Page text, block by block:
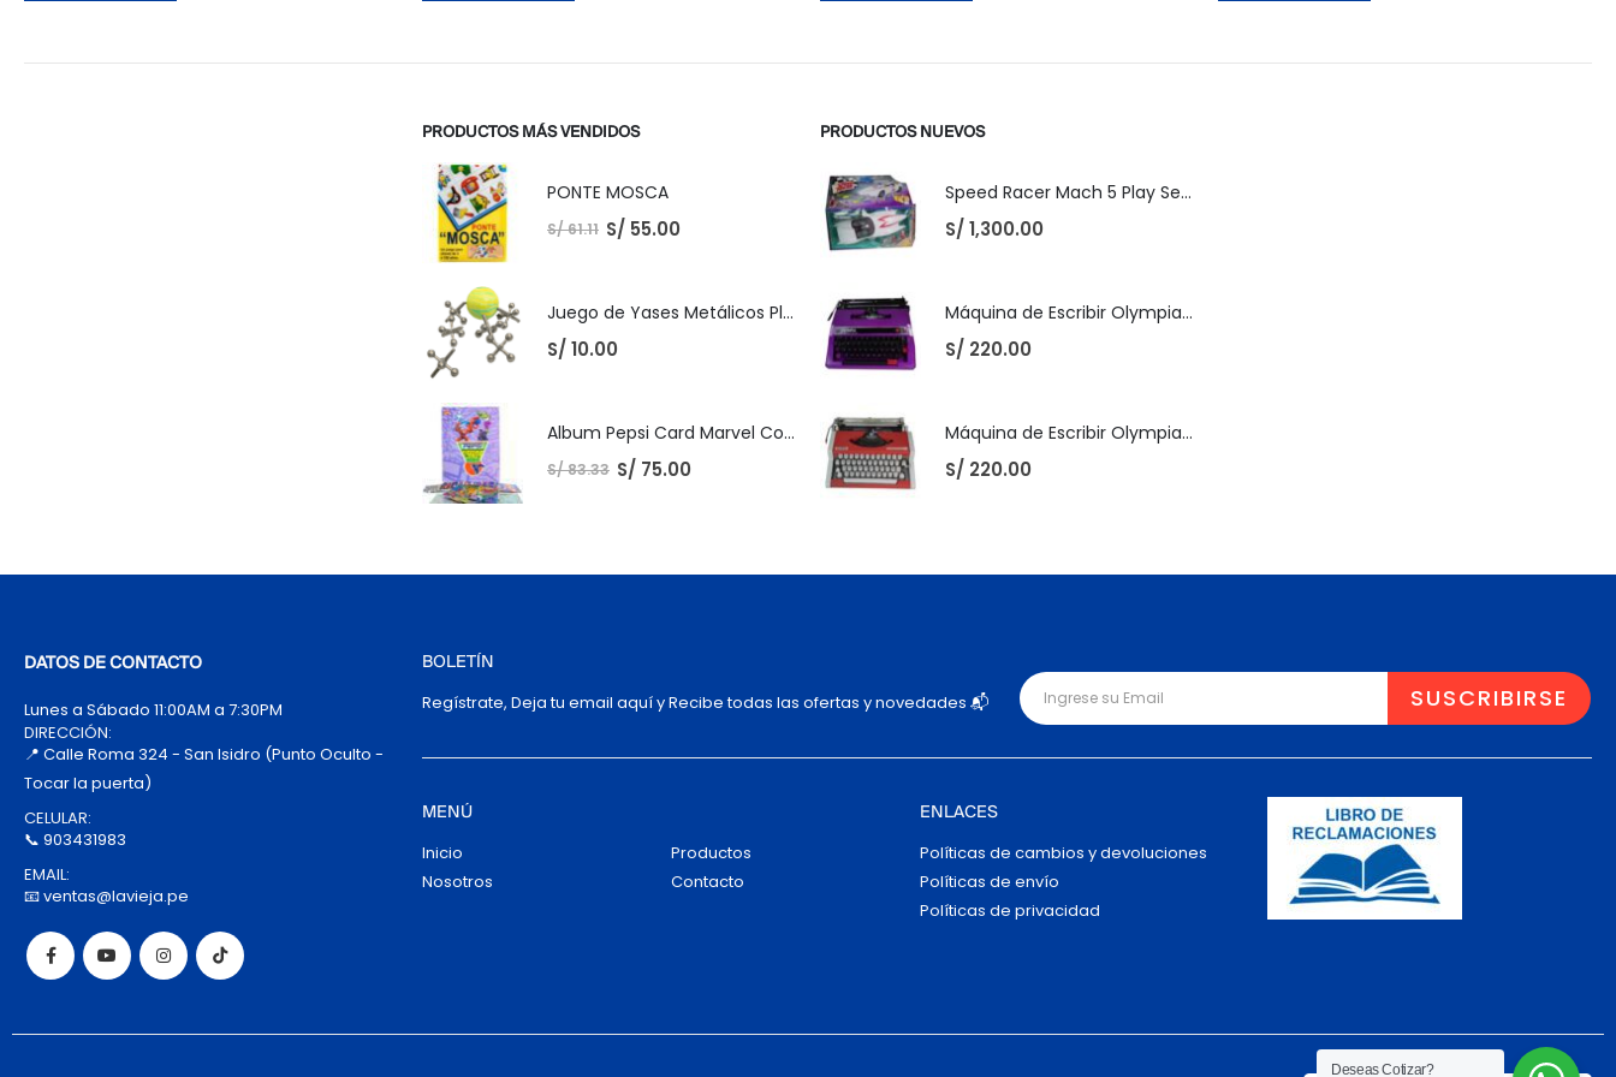
S/ 220.00. S/ 220.00.
PRODUCTOS MÁS VENDIDOS
PONTE MOSCA
S/61.11 S/ 55.00
Juego de Yases Metálicos Plomos 6 Unidades + Pelota de Goma (En Bolsita Lista para Regalar)
S/ 10.00
Album Pepsi Card Marvel Completo
S/83.33 S/ 75.00
PRODUCTOS NUEVOS
Speed Racer Mach 5 Play Set | ReSaurus 1999 | Meteoro
S/ 1,300.00
Máquina de Escribir Olympia Royal-Brother
S/ 220.00
Máquina de Escribir Olympia Traveller de Luxe
S/ 220.00
DATOS DE CONTACTO
Lunes a Sábado 11:00AM a 7:30PM
DIRECCIÓN:
📍 Calle Roma 324 - San Isidro (Punto Oculto -
Tocar la puerta)
CELULAR:
📞 903431983
EMAIL:
📧 ventas@lavieja.pe
BOLETÍN
Regístrate, Deja tu email aquí y Recibe todas las ofertas y novedades 📬
MENÚ
Inicio
Nosotros
Productos
Contacto
ENLACES
Políticas de cambios y devoluciones
Políticas de envío
Políticas de privacidad
Deseas Cotizar?